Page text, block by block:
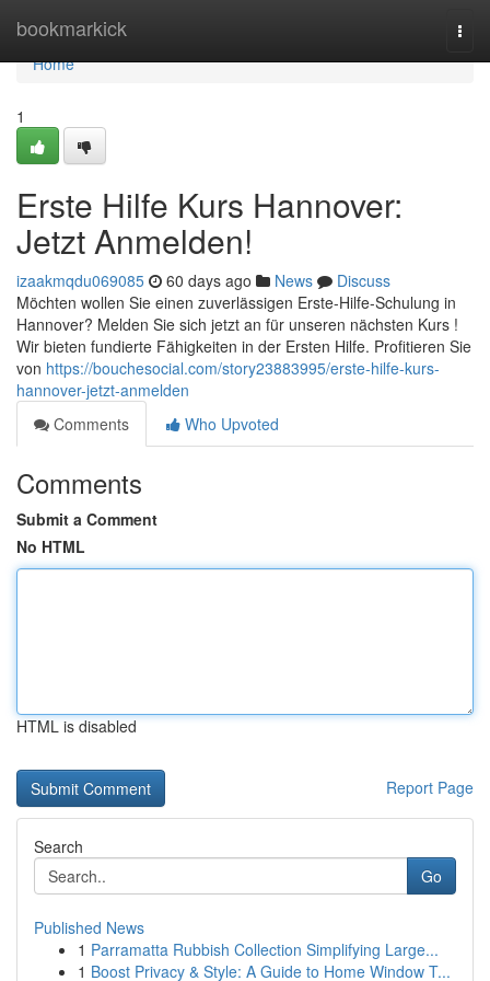
bookmarkick
Home
Home
1
Erste Hilfe Kurs Hannover:
Jetzt Anmelden!
izaakmqdu069085 60 days ago News
Discuss
Möchten wollen Sie einen zuverlässigen Erste-Hilfe-Schulung in
Hannover? Melden Sie sich jetzt an für unseren nächsten Kurs !
Wir bieten fundierte Fähigkeiten in der Ersten Hilfe. Profitieren Sie
von https://bouchesocial.com/story23883995/erste-hilfe-kurs-
hannover-jetzt-anmelden
Comments
Who Upvoted
Comments
Submit a Comment
No HTML
HTML is disabled
Report Page
Search
Go
Published News
1 Parramatta Rubbish Collection Simplifying Large...
1 Boost Privacy & Style: A Guide to Home Window T...